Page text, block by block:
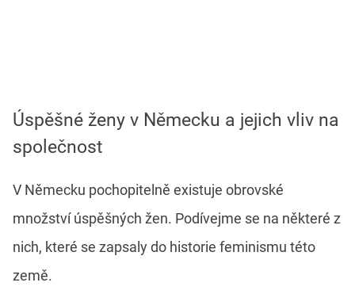
Úspěšné ženy v Německu a jejich vliv na
společnost
V Německu pochopitelně existuje obrovské
množství úspěšných žen. Podívejme se na některé z
nich, které se zapsaly do historie feminismu této
země.